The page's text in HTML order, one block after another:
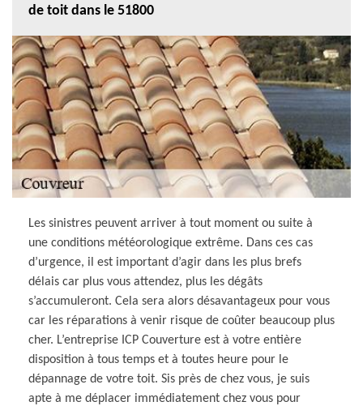
de toit dans le 51800
Les sinistres peuvent arriver à tout moment ou suite à
une conditions météorologique extrême. Dans ces cas
d’urgence, il est important d’agir dans les plus brefs
délais car plus vous attendez, plus les dégâts
s’accumuleront. Cela sera alors désavantageux pour vous
car les réparations à venir risque de coûter beaucoup plus
cher. L’entreprise ICP Couverture est à votre entière
disposition à tous temps et à toutes heure pour le
dépannage de votre toit. Sis près de chez vous, je suis
apte à me déplacer immédiatement chez vous pour